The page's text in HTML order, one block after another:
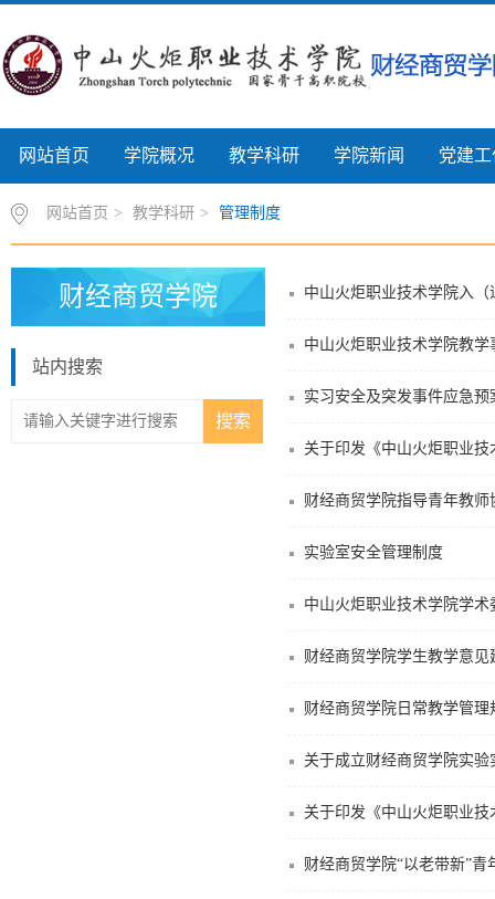
网站首页 学院概况 教学科研 学院新闻 党建
网站首页 > 教学科研 > 管理制度
财经商贸学院
站内搜索
中山火炬职业技术学院入
中山火炬职业技术学院教
实习安全及突发事件应急预
关于印发《中山火炬职业
财经商贸学院指导青年教师
实验室安全管理制度
中山火炬职业技术学院学
财经商贸学院学生教学意
财经商贸学院日常教学管理
关于成立财经商贸学院实
关于印发《中山火炬职业
财经商贸学院“以老带新”